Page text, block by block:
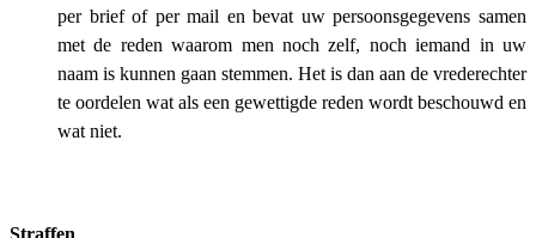
per brief of per mail en bevat uw persoonsgegevens samen
met de reden waarom men noch zelf, noch iemand in uw
naam is kunnen gaan stemmen. Het is dan aan de vrederechter
te oordelen wat als een gewettigde reden wordt beschouwd en
wat niet.
Straffen